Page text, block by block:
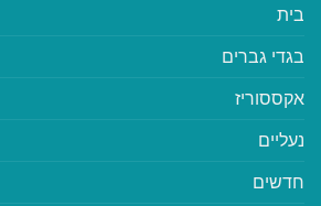
בית
בגדי גברים
אקססוריז
נעליים
חדשים